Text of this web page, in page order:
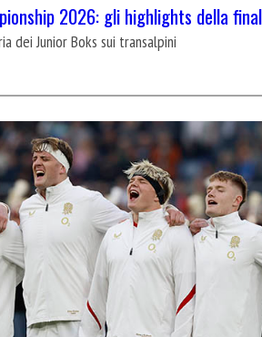
2026: gli highlights della
dei Junior Boks sui transalpini